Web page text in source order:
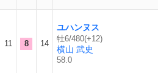
11 8 14
ユハンヌス
牡6/480(+12)
横山 武史
58.0